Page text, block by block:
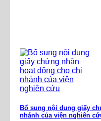
Bổ sung nội dung giấy
nhánh của viện nghiên